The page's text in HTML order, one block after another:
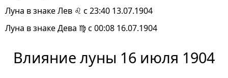
Луна в знаке Лев ♌ с 23:40 13.07.1904
Луна в знаке Дева ♍ с 00:08 16.07.1904
Влияние луны 16 июля 1904